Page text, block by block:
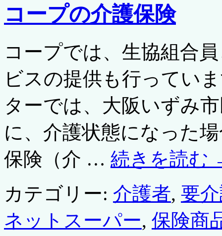
コープの介護保険
コープでは、生協組合
ビスの提供も行ってい
ターでは、大阪いずみ
に、介護状態になった
保険（介 … 続きを読む
カテゴリー: 介護者, 要
ネットスーパー, 保険商